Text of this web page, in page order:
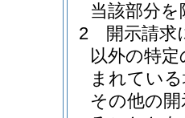
当該部分
2
開示請求
以外の特
まれてい
その他の